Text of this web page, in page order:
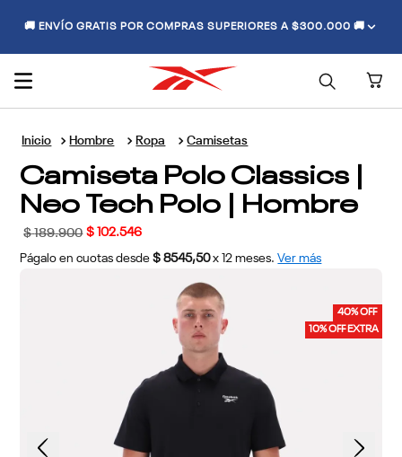
🚚 ENVÍO GRATIS POR COMPRAS SUPERIORES A $300.000 🚚
Hombre Ropa Camisetas
Camiseta Polo Classics |
Neo Tech Polo | Hombre
$ 189.900 $ 102.546
Págalo en cuotas desde $ 8545,50 x 12 meses. Ver más
40% OFF
10% OFF EXTRA